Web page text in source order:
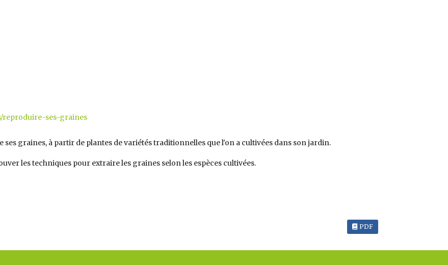
ses-graines
graines, à partir de plantes de variétés traditionnelles que l'on a cultivées dans son jardin.
les techniques pour extraire les graines selon les espèces cultivées.
PDF